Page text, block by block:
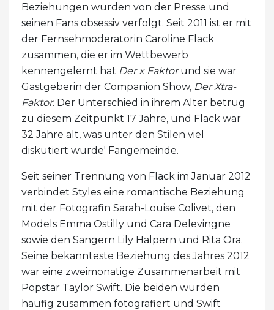
Beziehungen wurden von der Presse und
seinen Fans obsessiv verfolgt. Seit 2011 ist er mit
der Fernsehmoderatorin Caroline Flack
zusammen, die er im Wettbewerb
kennengelernt hat Der x Faktorund sie war
Gastgeberin der Companion Show, Der Xtra-
Faktor. Der Unterschied in ihrem Alter betrug
zu diesem Zeitpunkt 17 Jahre, und Flack war
32 Jahre alt, was unter den Stilen viel
diskutiert wurde' Fangemeinde.
Seit seiner Trennung von Flack im Januar 2012
verbindet Styles eine romantische Beziehung
mit der Fotografin Sarah-Louise Colivet, den
Models Emma Ostilly und Cara Delevingne
sowie den Sängern Lily Halpern und Rita Ora.
Seine bekannteste Beziehung des Jahres 2012
war eine zweimonatige Zusammenarbeit mit
Popstar Taylor Swift. Die beiden wurden
häufig zusammen fotografiert und Swift